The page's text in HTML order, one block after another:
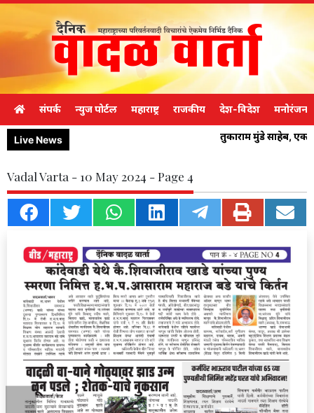
संपर्क न्युज पोर्टल महाराष्ट्र राजकीय देश-विदेश मनोरंजन
Live News तुकाराम मुंडे साहेब,
Vadal Varta - 10 May 2024 - Page 4